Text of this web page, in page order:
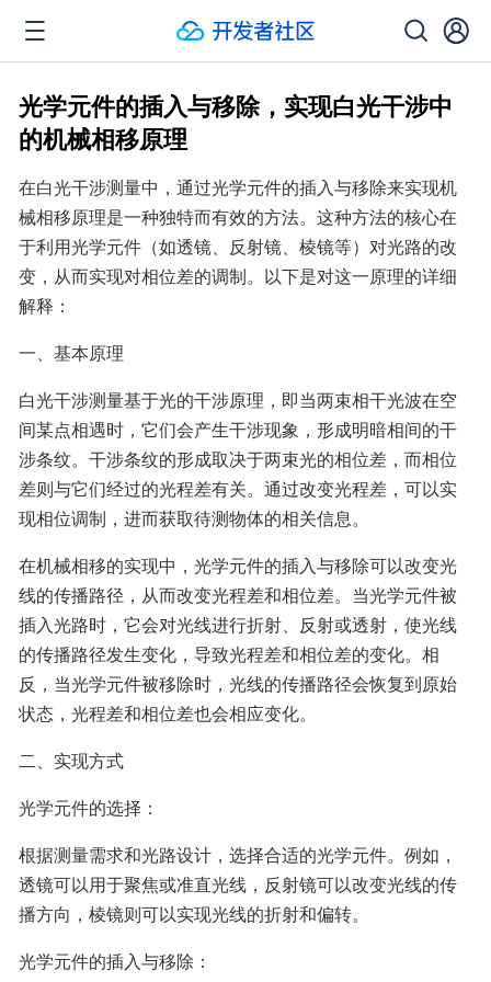
光学元件的插入与移除，实现白光干涉中
的机械相移原理
在白光干涉测量中，通过光学元件的插入与移除来实现机
械相移原理是一种独特而有效的方法。这种方法的核心在
于利用光学元件（如透镜、反射镜、棱镜等）对光路的改
变，从而实现对相位差的调制。以下是对这一原理的详细
解释：
一、基本原理
白光干涉测量基于光的干涉原理，即当两束相干光波在空
间某点相遇时，它们会产生干涉现象，形成明暗相间的干
涉条纹。干涉条纹的形成取决于两束光的相位差，而相位
差则与它们经过的光程差有关。通过改变光程差，可以实
现相位调制，进而获取待测物体的相关信息。
在机械相移的实现中，光学元件的插入与移除可以改变光
线的传播路径，从而改变光程差和相位差。当光学元件被
插入光路时，它会对光线进行折射、反射或透射，使光线
的传播路径发生变化，导致光程差和相位差的变化。相
反，当光学元件被移除时，光线的传播路径会恢复到原始
状态，光程差和相位差也会相应变化。
二、实现方式
光学元件的选择：
根据测量需求和光路设计，选择合适的光学元件。例如，
透镜可以用于聚焦或准直光线，反射镜可以改变光线的传
播方向，棱镜则可以实现光线的折射和偏转。
光学元件的插入与移除：